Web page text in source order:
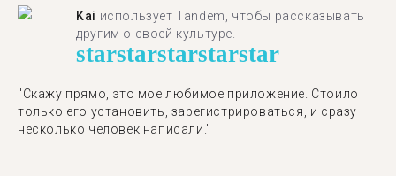
Kai использует Tandem, чтобы рассказывать
другим о своей культуре.
starstarstarstarstar
"Скажу прямо, это мое любимое приложение. Стоило
только его установить, зарегистрироваться, и сразу
несколько человек написали."